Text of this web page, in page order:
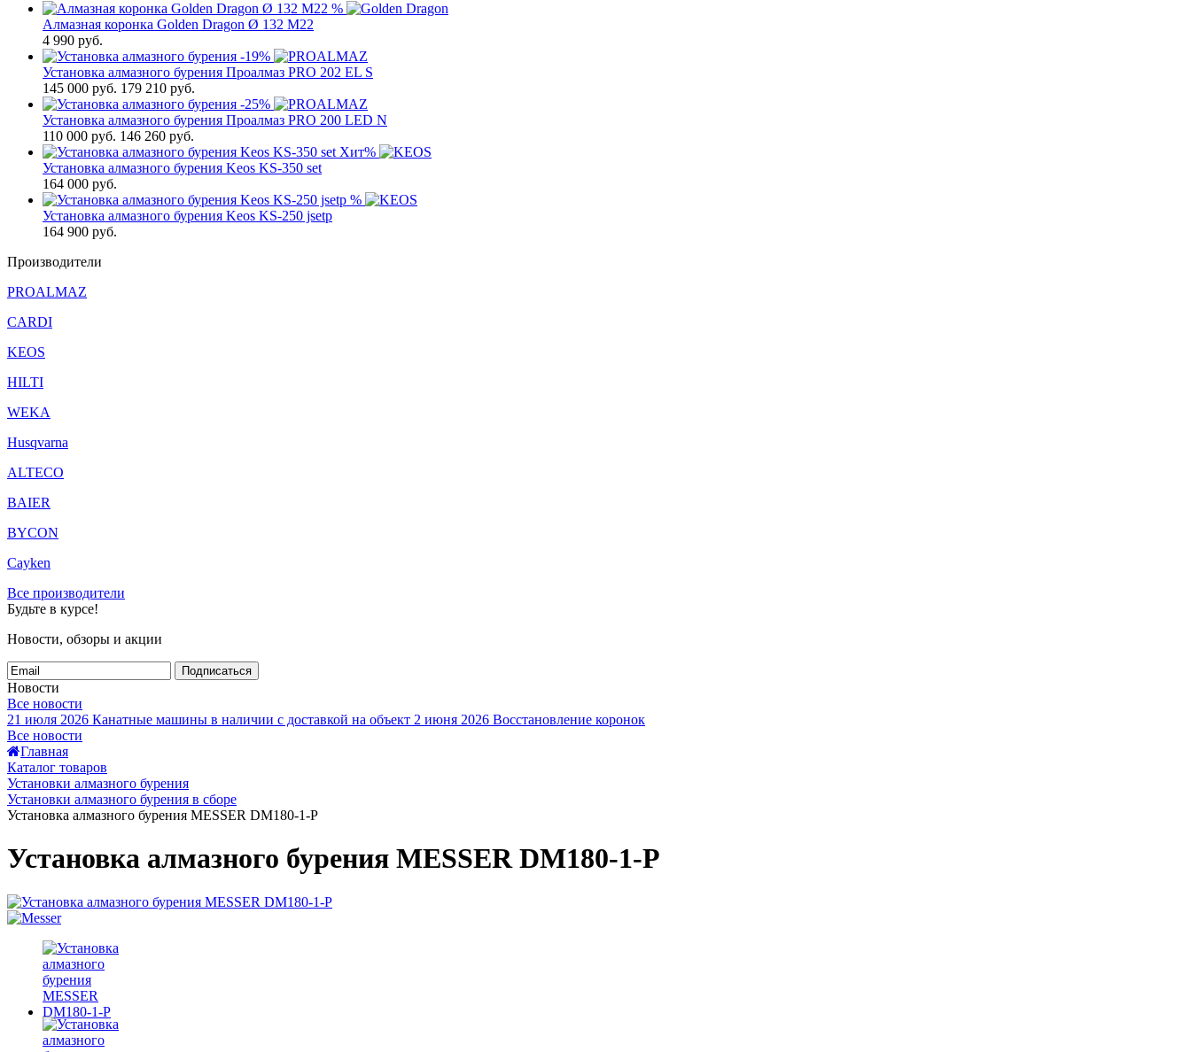
%
Алмазная коронка Golden Dragon Ø 132 М22
4 990 руб.
-19%
Установка алмазного бурения Проалмаз PRO 202 EL S
145 000 руб. 179 210 руб.
-25%
Установка алмазного бурения Проалмаз PRO 200 LED N
110 000 руб. 146 260 руб.
Хит%
Установка алмазного бурения Keos KS-350 set
164 000 руб.
%
Установка алмазного бурения Keos KS-250 jsetp
164 900 руб.
Производители
PROALMAZ
CARDI
KEOS
HILTI
WEKA
Husqvarna
ALTECO
BAIER
BYCON
Cayken
Все производители
Будьте в курсе!
Новости, обзоры и акции
Подписаться
Новости
Все новости
21 июля 2026 Канатные машины в наличии с доставкой на объект 2 июня 2026 Восстановление коронок
Все новости
Главная
Каталог товаров
Установки алмазного бурения
Установки алмазного бурения в сборе
Установка алмазного бурения MESSER DM180-1-P
Установка алмазного бурения MESSER DM180-1-P